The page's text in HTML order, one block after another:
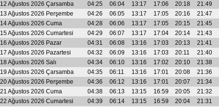
12 Ağustos 2026 Çarsamba
04:25 06:04 13:17 17:06 20:18
21:49
13 Ağustos 2026 Perşembe
04:26 06:05 13:17 17:05 20:16
21:47
14 Ağustos 2026 Cuma
04:28 06:06 13:17 17:05 20:15
21:45
15 Ağustos 2026 Cumartesi
04:29 06:07 13:17 17:04 20:14
21:43
16 Ağustos 2026 Pazar
04:31 06:08 13:16 17:03 20:13
21:41
17 Ağustos 2026 Pazartesi
04:32 06:09 13:16 17:03 20:11
21:40
18 Ağustos 2026 Salı
04:34 06:10 13:16 17:02 20:10
21:38
19 Ağustos 2026 Çarsamba
04:35 06:11 13:16 17:01 20:08
21:36
20 Ağustos 2026 Perşembe
04:36 06:12 13:16 17:01 20:07
21:34
21 Ağustos 2026 Cuma
04:38 06:13 13:15 16:59 20:05
21:32
22 Ağustos 2026 Cumartesi
04:39 06:14 13:15 16:59 20:04
21:31